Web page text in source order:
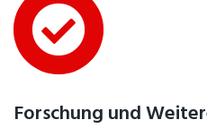
Forschung und